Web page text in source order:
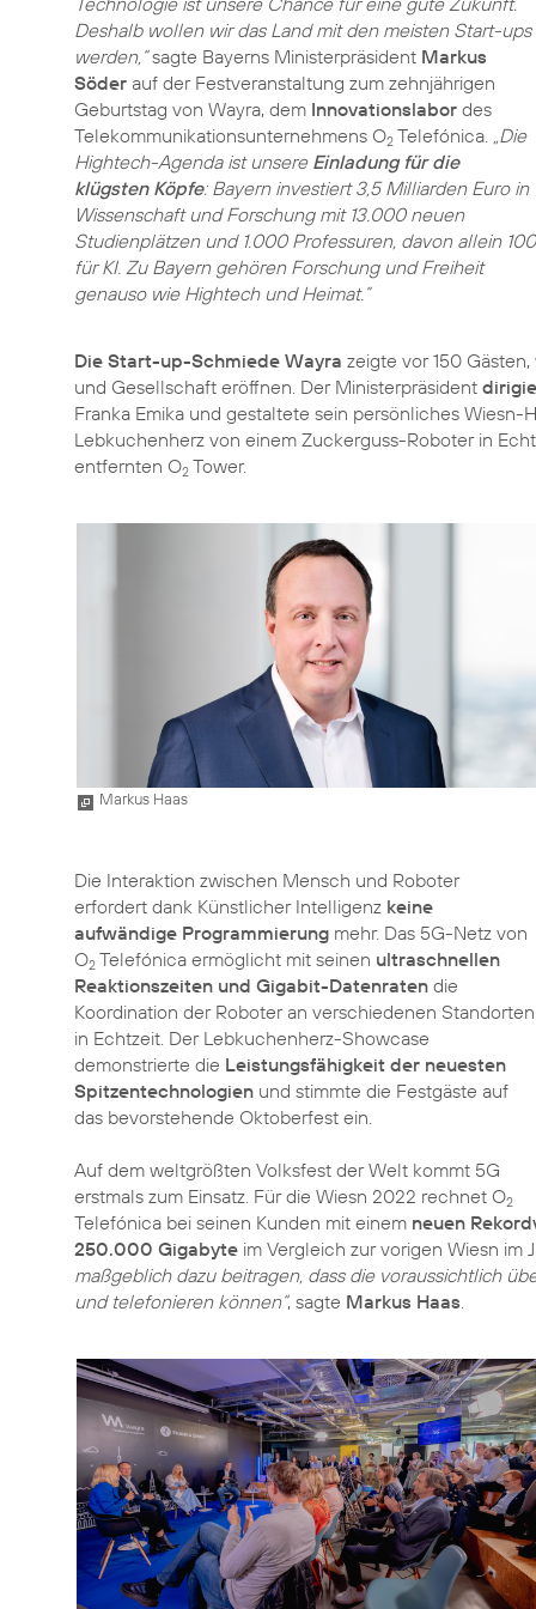
Deshalb wollen wir das Land mit den meisten Start-ups
werden,“sagte Bayerns Ministerpräsident Markus
Söder auf der Festveranstaltung zum zehnjährigen
Geburtstag von Wayra, dem Innovationslabor des
Telekommunikationsunternehmens O2 Telefónica. „Die
Hightech-Agenda ist unsere Einladung für die
klügsten Köpfe: Bayern investiert 3,5 Milliarden Euro in
Wissenschaft und Forschung mit 13.000 neuen
Studienplätzen und 1.000 Professuren, davon allein 100
für KI. Zu Bayern gehören Forschung und Freiheit
genauso wie Hightech und Heimat.”
Die Start-up-Schmiede Wayra zeigte vor 150
und Gesellschaft eröffnen. Der Ministerpräsident
Franka Emika und gestaltete sein persönliches Wiesn-
Lebkuchenherz von einem Zuckerguss-Roboter in
entfernten O2 Tower.
Markus Haas
Die Interaktion zwischen Mensch und Roboter
erfordert dank Künstlicher Intelligenz keine
aufwändige Programmierung mehr. Das 5G-Netz von
O2 Telefónica ermöglicht mit seinen ultraschnellen
Reaktionszeiten und Gigabit-Datenraten die
Koordination der Roboter an verschiedenen Standorten
in Echtzeit. Der Lebkuchenherz-Showcase
demonstrierte die Leistungsfähigkeit der neuesten
Spitzentechnologien und stimmte die Festgäste auf
das bevorstehende Oktoberfest ein.
Auf dem weltgrößten Volksfest der Welt kommt 5G
erstmals zum Einsatz. Für die Wiesn 2022 rechnet O2
Telefónica bei seinen Kunden mit einem neuen
250.000 Gigabyte im Vergleich zur vorigen Wiesn im
maßgeblich dazu beitragen, dass die voraussichtlich
und telefonieren können“, sagte Markus Haas